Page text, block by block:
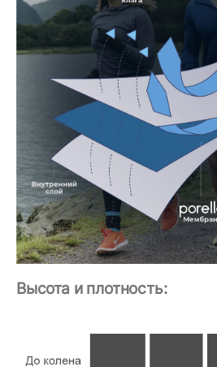
Высота и плотность: